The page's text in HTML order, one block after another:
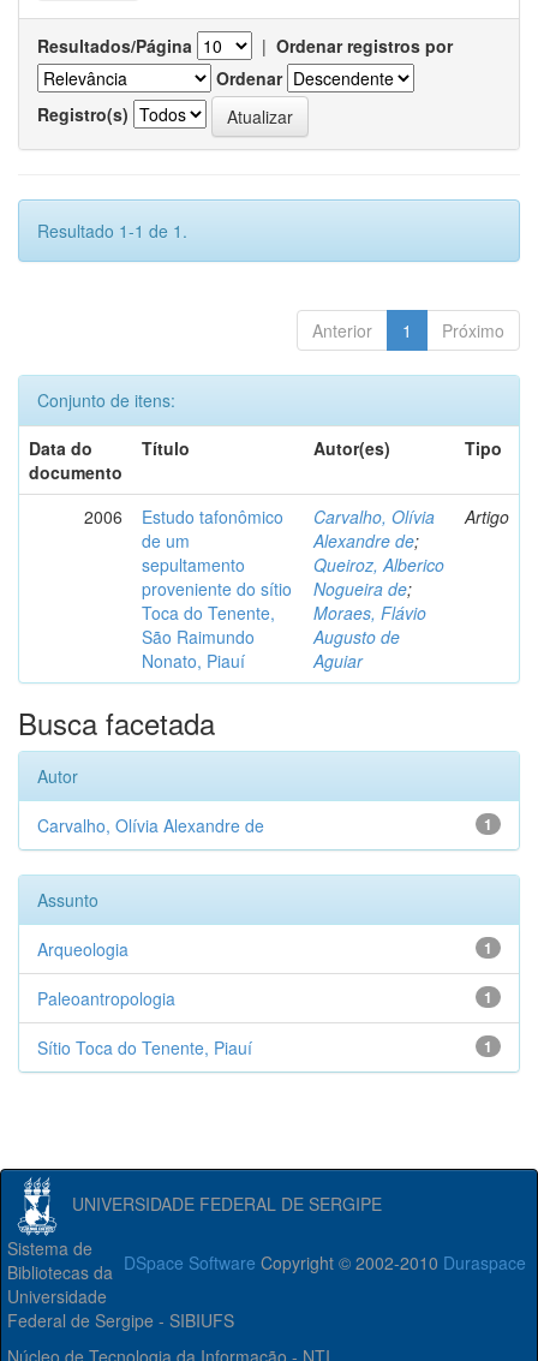
Resultados/Página | Ordenar registros por
Ordenar
Registro(s)
Resultado 1-1 de 1.
Anterior 1 Próximo
Conjunto de itens:
Data do
documento
Título Autor(es) Tipo
2006
Estudo tafonômico
de um
sepultamento
proveniente do sítio
Toca do Tenente,
São Raimundo
Nonato, Piauí
Carvalho, Olívia
Alexandre de;
Queiroz, Alberico
Nogueira de;
Moraes, Flávio
Augusto de
Aguiar
Artigo
Busca facetada
Autor
1
Carvalho, Olívia Alexandre de
Assunto
1
Arqueologia
1
Paleoantropologia
1
Sítio Toca do Tenente, Piauí
UNIVERSIDADE FEDERAL DE SERGIPE
DSpace Software Copyright © 2002-2010 Duraspace
Sistema de
Bibliotecas da
Universidade
Federal de Sergipe - SIBIUFS
Núcleo de Tecnologia da Informação - NTI